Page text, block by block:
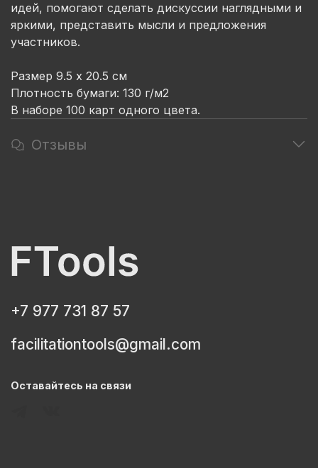
идей, помогают сделать дискуссии наглядными и
яркими, представить мысли и предложения
участников.
Размер 9.5 x 20.5 см
Плотность бумаги: 130 г/м2
В наборе 100 карт одного цвета.
Отзывы
+7 977 731 87 57
facilitationtools@gmail.com
Оставайтесь на связи